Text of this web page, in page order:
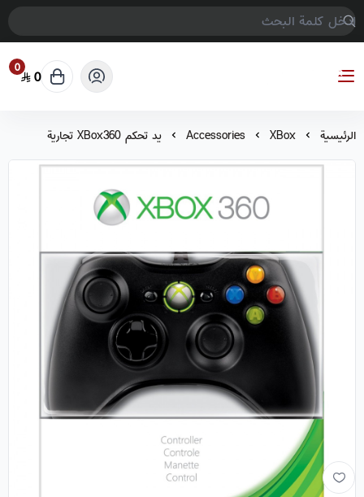
COMPTER GAMES
0 0
الرئيسية XBox
Accessories يد تحكم XBox360 تجارية